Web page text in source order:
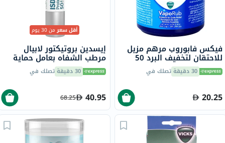
فيكس فابوروب مرهم مزيل
للاحتقان لتخفيف البرد 50
جرام 30 دقيقة تصلك في
20.25
أقل سعرمن 30 يوم
إيسدين بروتيكتور لابيال
مرطب الشفاه بعامل حماية
من الشمس 50+ حجم 4 جرام
30 دقيقة تصلك في
40.95
68.25